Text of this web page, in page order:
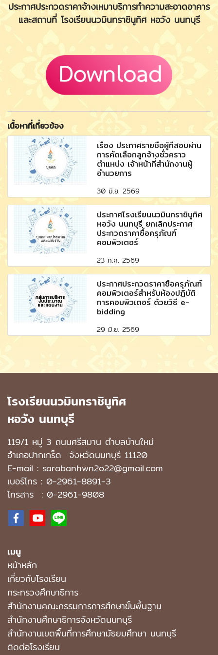
ประกาศประกวดราคาจ้างเหมาบริการทำความสะอาดอาคาร
และสถานที่ โรงเรียนนวมินทราชินูทิศ หอวัง นนทบุรี
เนื้อหาที่เกี่ยวข้อง
เรื่อง ประกาศรายชื่อผู้ที่สอบผ่าน
การคัดเลือกลูกจ้างชั่วคราว
ตำแหน่ง เจ้าหน้าที่สำนักงานผู้
อำนวยการ
30 มิ.ย. 2569
ประกาศโรงเรียนนวมินทราชินูทิศ
หอวัง นนทบุรี ยกเลิกประกาศ
ประกวดราคาซื้อครุภัณฑ์
คอมพิวเตอร์
23 ก.ค. 2569
ประกาศประกวดราคาซื้อครุภัณฑ์
คอมพิวเตอร์สำหรับห้องปฏิบัติ
การคอมพิวเตอร์ ด้วยวิธี e-
bidding
29 มิ.ย. 2569
โรงเรียนนวมินทราชินูทิศ
หอวัง นนทบุรี
119/1 หมู่ 3 ถนนศรีสมาน ตำบลบ้านใหม่
อำเภอปากเกร็ด จังหวัดนนทบุรี 11120
E-mail : sarabanhwn2o22@gmail.com
เบอร์โทร : 0-2961-8891-3
โทรสาร : 0-2961-9808
เมนู
หน้าหลัก
เกี่ยวกับโรงเรียน
กระทรวงศึกษาธิการ
สำนักงานคณะกรรมการการศึกษาขั้นพื้นฐาน
สำนักงานศึกษาธิการจังหวัดนนทบุรี
สํานักงานเขตพื้นที่การศึกษามัธยมศึกษา นนทบุรี
ติดต่อโรงเรียน